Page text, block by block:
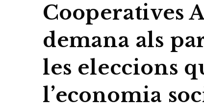
Cooperatives
demana als
les eleccions
l’economia